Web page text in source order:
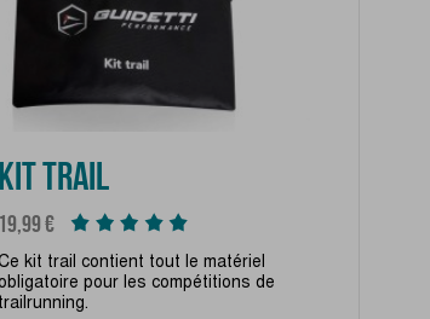
KIT TRAIL
Prix
19,99 €
kit trail contient tout le matériel
pour les compétitions de
trailrunning.